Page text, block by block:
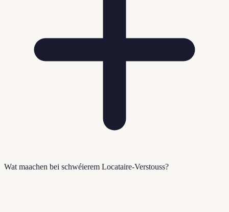
Wat maachen bei schwéierem Locataire-Verstouss?